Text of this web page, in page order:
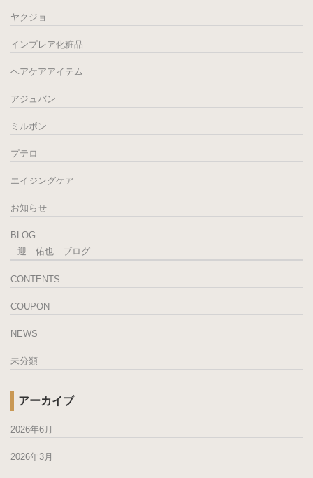
ヤクジョ
インプレア化粧品
ヘアケアアイテム
アジュバン
ミルボン
プテロ
エイジングケア
お知らせ
BLOG
迎 佑也 ブログ
CONTENTS
COUPON
NEWS
未分類
アーカイブ
2026年6月
2026年3月